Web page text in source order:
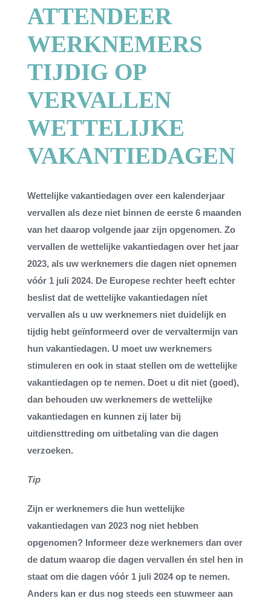
Contact
ATTENDEER
WERKNEMERS
TIJDIG OP
VERVALLEN
WETTELIJKE
VAKANTIEDAGEN
Wettelijke vakantiedagen over een kalenderjaar
vervallen als deze niet binnen de eerste 6 maanden
van het daarop volgende jaar zijn opgenomen. Zo
vervallen de wettelijke vakantiedagen over het jaar
2023, als uw werknemers die dagen niet opnemen
vóór 1 juli 2024. De Europese rechter heeft echter
beslist dat de wettelijke vakantiedagen níet
vervallen als u uw werknemers niet duidelijk en
tijdig hebt geïnformeerd over de vervaltermijn van
hun vakantiedagen. U moet uw werknemers
stimuleren en ook in staat stellen om de wettelijke
vakantiedagen op te nemen. Doet u dit niet (goed),
dan behouden uw werknemers de wettelijke
vakantiedagen en kunnen zij later bij
uitdiensttreding om uitbetaling van die dagen
verzoeken.
Tip
Zijn er werknemers die hun wettelijke
vakantiedagen van 2023 nog niet hebben
opgenomen? Informeer deze werknemers dan over
de datum waarop die dagen vervallen én stel hen in
staat om die dagen vóór 1 juli 2024 op te nemen.
Anders kan er dus nog steeds een stuwmeer aan